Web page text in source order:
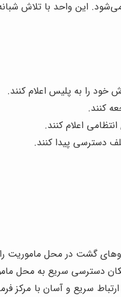
می‌شود. این واحد با تلاش
کنند.
دسترسی پیدا کنند.
گشت در محل ماموریت
دسترسی سریع به محل
سریع و آسان با مرکز